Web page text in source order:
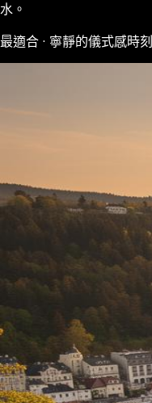
水。
最適合 · 寧靜的儀式感時刻